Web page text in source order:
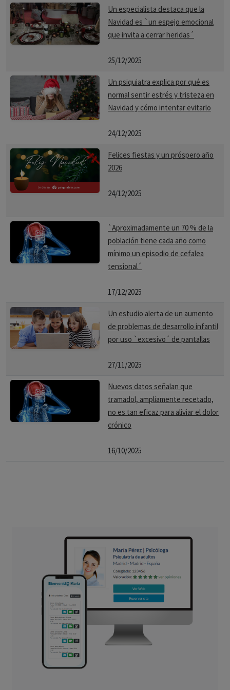
- Parestesia: entumecimiento u hormigueo (por ejemplo,
en las manos o los pies).
- Sensibilidad a la temperatura.
- Problemas de la piel: Síntomas molestos, como prurito,
- Síntomas del tórax: dolores del pecho o las partes
superiores del cuerpo.
- Desequilibrio: problemas de vértigo y/o del equilibrio.
- Trastornos cognoscitivos: dificultad para concentrarse,
"lentitud mental", pérdida de la memoria.
- Sensaciones en las piernas: "síndrome de las piernas
inquietas" (impulso incontrolable de mover las piernas,
sobre todo cuando se está descansando o reposando).
- Sensibilidad ambiental: hipersensibilidad a la luz, ruidos,
- Depresión y ansiedad.
prevalenciaen España, según datos del estudio EPISER
2000 de la Sociedad Española de Reumatología, se sitúa en
un 2, 4%, con un claro predominio en mujeres (4, 2 frente a
y un pico deprevalencia
Tratamiento
La literatura previa pone de manifiesto que el tratamiento
más efectivo para mejorar la calidad de vida de las
pacientes con FM incluye la combinación del tratamiento
farmacológico, terapia psicológica y la realización de
ejercicio aeróbico de bajo impacto.
La enfermedad no tiene curación definitiva. El objetivo del
tratamiento es mejorar el dolor y tratar los síntomas
ejercicio físico suave diariamente.
Es importante establecer las mejores condiciones para un
sueño reparador. Tener una cama no excesivamente blanda
ni excesivamente dura, así como una almohada baja. Evitar
la ingesta de sustancias y bebidas estimulantes, las
temperaturas extremas y los ruidos y luces.
Los analgésicos disminuyen de manera parcial el dolor y
sólo los debe tomar si su médico se lo indica. Otros grupos
de medicamentos utilizados son los relajantes musculares
Un especialista destaca que la
Navidad es `un espejo emocional
que invita a cerrar heridas´
25/12/2025
Un psiquiatra explica por qué es
normal sentir estrés y tristeza en
Navidad y cómo intentar evitarlo
24/12/2025
Felices fiestas y un próspero año
2026
24/12/2025
`Aproximadamente un 70 % de la
población tiene cada año como
mínimo un episodio de cefalea
tensional´
17/12/2025
Un estudio alerta de un aumento
de problemas de desarrollo infantil
por uso `excesivo´ de pantallas
27/11/2025
Nuevos datos señalan que
tramadol, ampliamente recetado,
no es tan eficaz para aliviar el dolor
crónico
16/10/2025